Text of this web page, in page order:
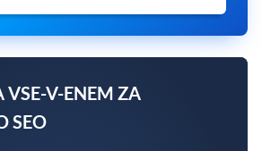
VSE-V-ENEM ZA
SEO